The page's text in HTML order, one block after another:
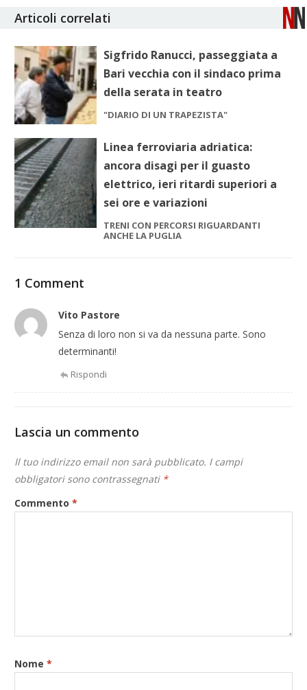
Articoli correlati
Sigfrido Ranucci, passeggiata a
Bari vecchia con il sindaco prima
della serata in teatro
"DIARIO DI UN TRAPEZISTA"
Linea ferroviaria adriatica:
ancora disagi per il guasto
elettrico, ieri ritardi superiori a
sei ore e variazioni
TRENI CON PERCORSI RIGUARDANTI
ANCHE LA PUGLIA
1 Comment
Vito Pastore
Senza di loro non si va da nessuna parte. Sono
determinanti!
Rispondi
Lascia un commento
Il tuo indirizzo email non sarà pubblicato. I campi
obbligatori sono contrassegnati *
Commento*
Nome*